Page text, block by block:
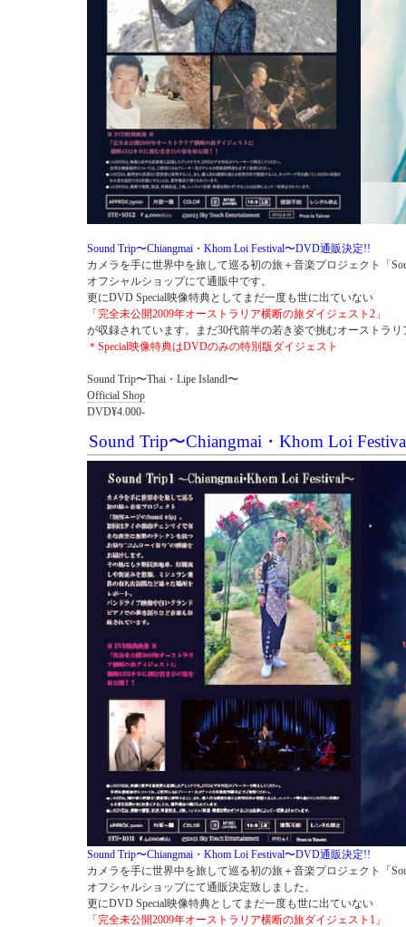
Sound Trip〜Chiangmai・Khom Loi Festival〜DVD通販決定!!
カメラを手に世界中を旅して巡る初の旅＋音楽プロジェクト「
オフシャルショップにて通販中です。
更にDVD Special映像特典としてまだ一度も世に出ていない
「完全未公開2009年オーストラリア横断の旅ダイジェスト2」
が収録されています。まだ30代前半の若き姿で挑むオーストラ
＊Special映像特典はDVDのみの特別版ダイジェスト
Sound Trip〜Thai・Lipe Islandl〜
Official Shop
DVD¥4.000-
Sound Trip〜Chiangmai・Khom Loi
Sound Trip〜Chiangmai・Khom Loi Festival〜DVD通販決定!!
カメラを手に世界中を旅して巡る初の旅＋音楽プロジェクト「
オフシャルショップにて通販決定致しました。
更にDVD Special映像特典としてまだ一度も世に出ていない
「完全未公開2009年オーストラリア横断の旅ダイジェスト1」